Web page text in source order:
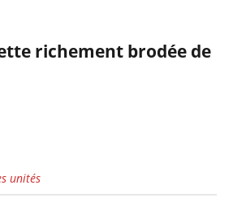
richement brodée de
unités